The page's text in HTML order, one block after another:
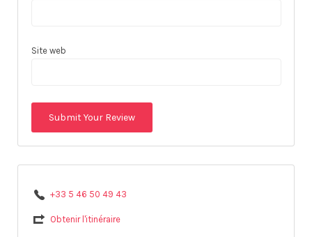
Site web
+33 5 46 50 49 43
Obtenir l'itinéraire